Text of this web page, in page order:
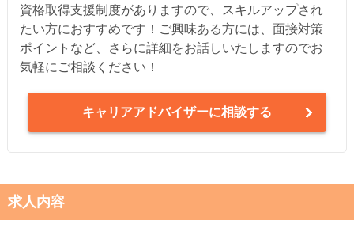
資格取得支援制度がありますので、スキルアップされ
たい方におすすめです！ご興味ある方には、面接対策
ポイントなど、さらに詳細をお話しいたしますのでお
気軽にご相談ください！
キャリアアドバイザーに相談する
求人内容